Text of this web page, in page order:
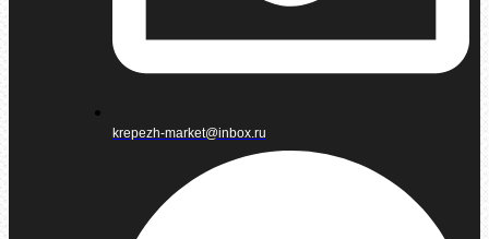
krepezh-market@inbox.ru